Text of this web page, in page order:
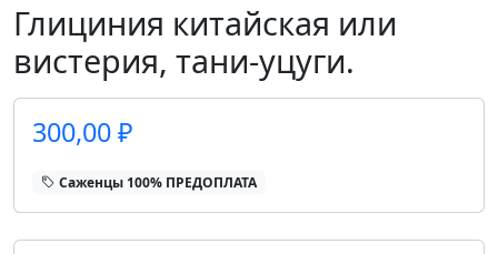
Глициния китайская или
вистерия, тани-уцуги.
300,00 ₽
Саженцы 100% ПРЕДОПЛАТА